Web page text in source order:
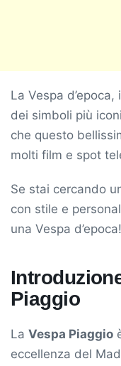
La Vespa
dei simboli più
che questo
molti film e spot
Se stai cercando
con stile e
una Vespa d’epoca!
Piaggio
La Vespa Piaggio
eccellenza del